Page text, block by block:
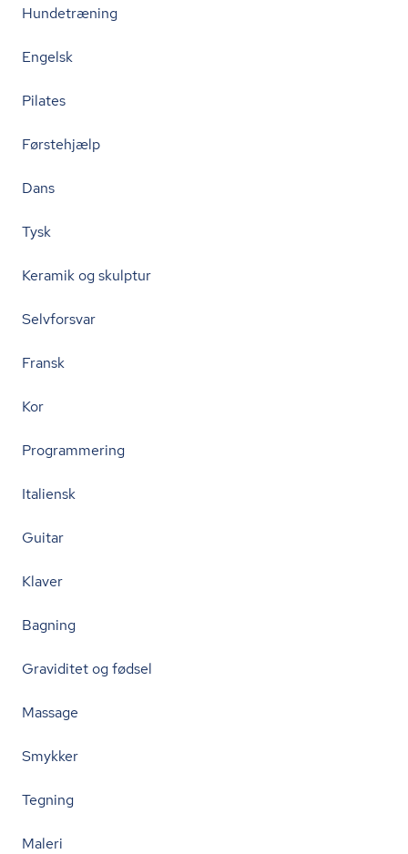
Hundetræning
Engelsk
Pilates
Førstehjælp
Dans
Tysk
Keramik og skulptur
Selvforsvar
Fransk
Kor
Programmering
Italiensk
Guitar
Klaver
Bagning
Graviditet og fødsel
Massage
Smykker
Tegning
Maleri